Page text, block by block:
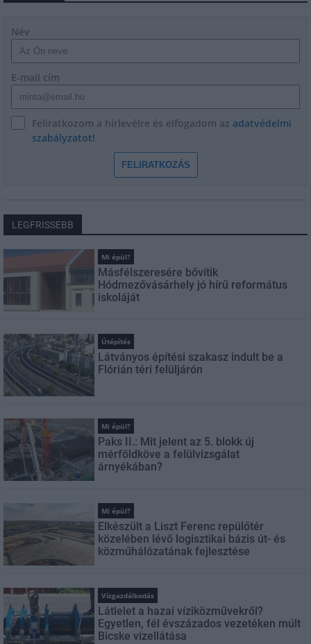
Név
E-mail cím
Feliratkozom a hírlevélre és elfogadom az adatvédelmi
szabályzatot!
FELIRATKOZÁS
LEGFRISSEBB
Mi épül?
Másfélszeresére bővítik
Hódmezővásárhely jó hírű református
iskoláját
Útépítés
Látványos építési szakasz indult be a
Flórián téri felüljárón
Mi épül?
Paks II.: Mit jelent az 5. blokk új
mérföldköve a felülvizsgálat
árnyékában?
Mi épül?
Elkészült a Liszt Ferenc repülőtér
közelében lévő logisztikai bázis út- és
közműhálózatának fejlesztése
Vízgazdálkodás
Látlelet a hazai víziközművekről?
Egyetlen, fél évszázados vezetéken múlt
Bicske vízellátása